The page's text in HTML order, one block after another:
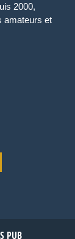
2000,
amateurs et
PUB